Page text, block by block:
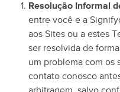
Resolução Informal
entre você e a
aos Sites ou a estes
ser resolvida de
um problema com os
contato conosco